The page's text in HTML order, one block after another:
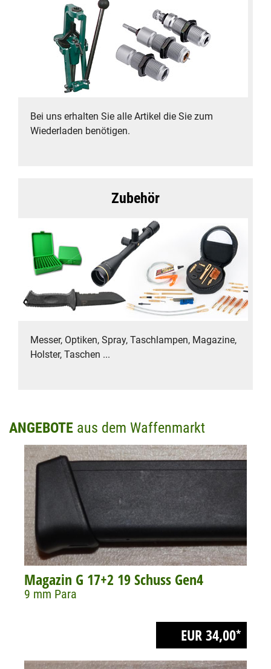
Bei uns erhalten Sie alle Artikel die Sie zum
Wiederladen benötigen.
Zubehör
Messer, Optiken, Spray, Taschlampen, Magazine,
Holster, Taschen ...
ANGEBOTE aus dem Waffenmarkt
Magazin G 17+2 19 Schuss Gen4
9 mm Para
EUR 34,00*